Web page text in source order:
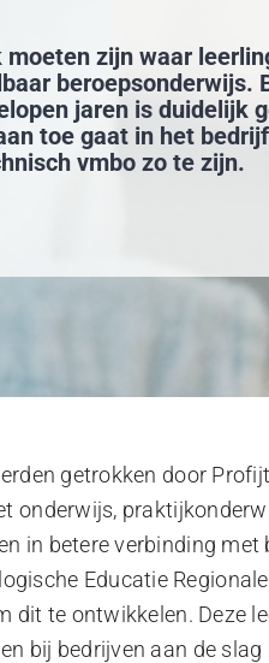
moeten zijn waar
beroepsonderwijs.
jaren is duidelijk
toe gaat in het
vmbo zo te zijn.
getrokken door
onderwijs,
in betere verbinding
Educatie
dit te ontwikkelen. Deze
bij bedrijven aan de